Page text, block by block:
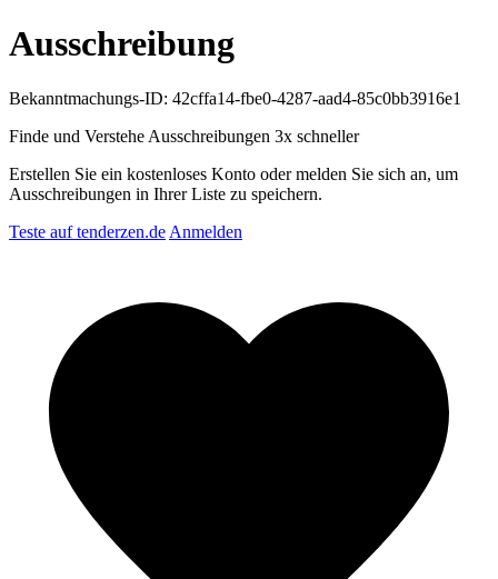
Ausschreibung
Bekanntmachungs-ID: 42cffa14-fbe0-4287-aad4-85c0bb3916e1
Finde und Verstehe Ausschreibungen 3x schneller
Erstellen Sie ein kostenloses Konto oder melden Sie sich an, um
Ausschreibungen in Ihrer Liste zu speichern.
Teste auf tenderzen.de Anmelden